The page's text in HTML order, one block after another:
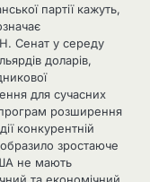
партії кажуть,
Сенат у середу
доларів,
для сучасних
розширення
конкурентній
зростаюче
не мають